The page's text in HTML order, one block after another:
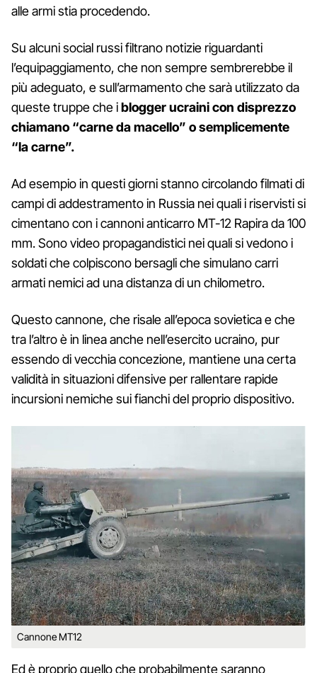
alle armi stia procedendo.
Su alcuni social russi filtrano notizie riguardanti
l’equipaggiamento, che non sempre sembrerebbe il
più adeguato, e sull’armamento che sarà utilizzato da
queste truppe che iblogger ucraini con disprezzo
chiamano “carne da macello” o semplicemente
“la carne”.
Ad esempio in questi giorni stanno circolando filmati di
campi di addestramento in Russia nei quali i riservisti si
cimentano con i cannoni anticarro MT-12 Rapira da 100
mm. Sono video propagandistici nei quali si vedono i
soldati che colpiscono bersagli che simulano carri
armati nemici ad una distanza di un chilometro.
Questo cannone, che risale all’epoca sovietica e che
tra l’altro è in linea anche nell’esercito ucraino, pur
essendo di vecchia concezione, mantiene una certa
validità in situazioni difensive per rallentare rapide
incursioni nemiche sui fianchi del proprio dispositivo.
Cannone MT12
Ed è proprio quello che probabilmente saranno